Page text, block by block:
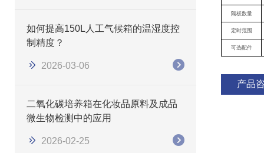
如何提高150L人工气候箱的温湿度控
制精度？
2026-03-06
二氧化碳培养箱在化妆品原料及成品
微生物检测中的应用
2026-02-25
隔板数量
定时范围
可选配件
产品